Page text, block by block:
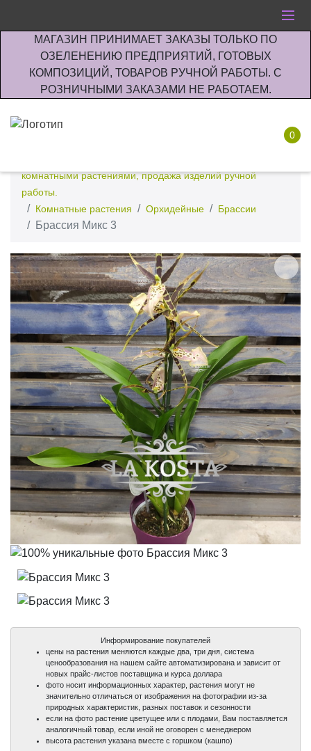
МАГАЗИН ПРИНИМАЕТ ЗАКАЗЫ ТОЛЬКО ПО
ОЗЕЛЕНЕНИЮ ПРЕДПРИЯТИЙ, ГОТОВЫХ
КОМПОЗИЦИЙ, ТОВАРОВ РУЧНОЙ РАБОТЫ. С
РОЗНИЧНЫМИ ЗАКАЗАМИ НЕ РАБОТАЕМ.
0
комнатными растениями, продажа изделий ручной
работы.
Комнатные растения
Орхидейные Брассии
Брассия Микс 3
100%
100%
Информирование покупателей
цены на растения меняются каждые два, три дня, система
ценообразования на нашем сайте автоматизирована и зависит от
новых прайс-листов поставщика и курса доллара
фото носит информационных характер, растения могут не
значительно отличаться от изображения на фотографии из-за
природных характеристик, разных поставок и сезонности
если на фото растение цветущее или с плодами, Вам поставляется
аналогичный товар, если иной не оговорен с менеджером
высота растения указана вместе с горшком (кашпо)